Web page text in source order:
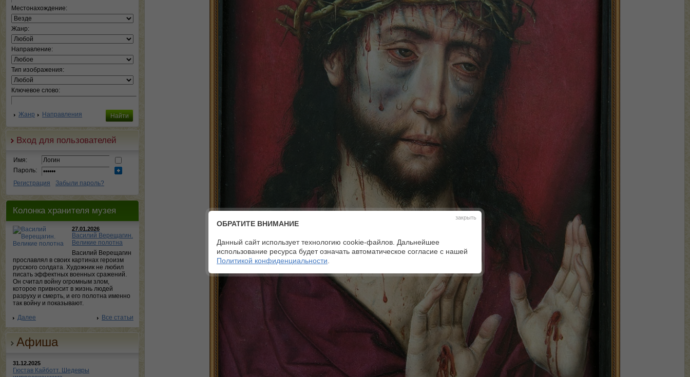
Местонахождение:
Жанр:
Направление:
Тип изображения:
Ключевое слово:
Жанр Направления
Вход для пользователей
Имя:
Пароль:
Регистрация
Забыли пароль?
Колонка хранителя музея
27.01.2026
Василий Верещагин.
Великие полотна
Василий Верещагин
прославлял в своих картинах героизм
русского солдата. Художник не любил
писать эффектных военных сражений.
Он считал войну огромным злом,
которое привносит в жизнь людей
разруху и смерть, и его полотна именно
так войну и показывают.
Далее
Все статьи
Афиша
31.12.2025
Гюстав Кайботт. Шедевры
закрыть
ОБРАТИТЕ ВНИМАНИЕ
Данный сайт использует технологию cookie-файлов. Дальнейшее
использование ресурса будет означать автоматическое согласие с нашей
Политикой конфиденциальности